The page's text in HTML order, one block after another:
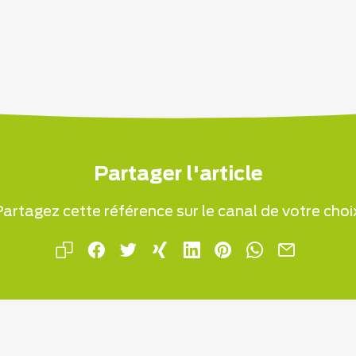
Partager l'article
cette référence sur le canal de votre